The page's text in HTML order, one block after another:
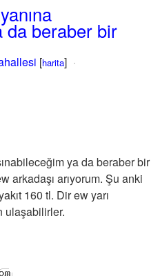
da beraber bir
[harita]
ya da beraber bir
arkadaşı arıyorum. Şu anki
160 tl. Dir ew yarı
ulaşabilirler.